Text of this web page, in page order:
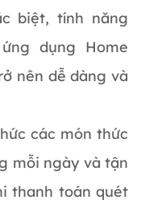
biệt, tính năng
dụng Home
nên dễ dàng và
các món thức
mỗi ngày và tận
thanh toán quét